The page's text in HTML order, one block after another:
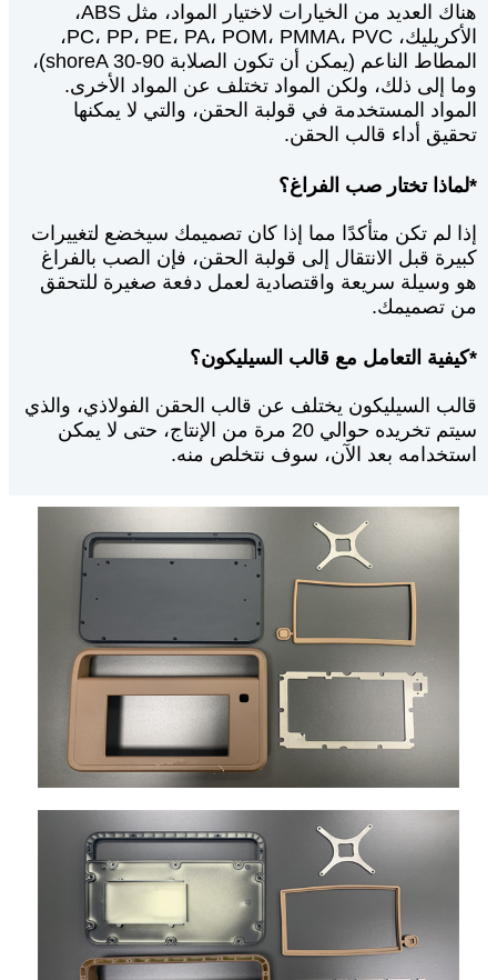
هناك العديد من الخيارات لاختيار المواد، مثل ABS،
الأكريليك، PC، PP، PE، PA، POM، PMMA، PVC،
المطاط الناعم (يمكن أن تكون الصلابة shoreA 30-90)،
وما إلى ذلك، ولكن المواد تختلف عن المواد الأخرى.
المواد المستخدمة في قولبة الحقن، والتي لا يمكنها
تحقيق أداء قالب الحقن.
*لماذا تختار صب الفراغ؟
إذا لم تكن متأكدًا مما إذا كان تصميمك سيخضع لتغييرات
كبيرة قبل الانتقال إلى قولبة الحقن، فإن الصب بالفراغ
هو وسيلة سريعة واقتصادية لعمل دفعة صغيرة للتحقق
من تصميمك.
*كيفية التعامل مع قالب السيليكون؟
قالب السيليكون يختلف عن قالب الحقن الفولاذي، والذي
سيتم تخريده حوالي 20 مرة من الإنتاج، حتى لا يمكن
استخدامه بعد الآن، سوف نتخلص منه.